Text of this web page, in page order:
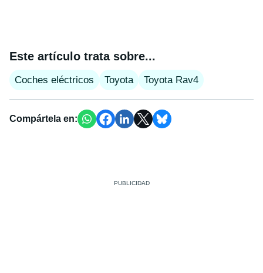
Este artículo trata sobre...
Coches eléctricos Toyota Toyota Rav4
Compártela en: